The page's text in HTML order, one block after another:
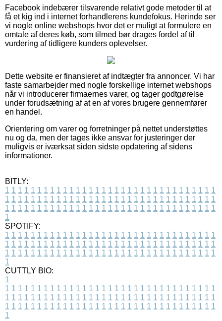
Facebook indebærer tilsvarende relativt gode metoder til at
få et kig ind i internet forhandlerens kundefokus. Herinde ser
vi nogle online webshops hvor det er muligt at formulere en
omtale af deres køb, som tilmed bør drages fordel af til
vurdering af tidligere kunders oplevelser.
Dette website er finansieret af indtægter fra annoncer. Vi har
faste samarbejder med nogle forskellige internet webshops
når vi introducerer firmaernes varer, og tager godtgørelse
under forudsætning af at en af vores brugere gennemfører
en handel.
Orientering om varer og forretninger på nettet understøttes
nu og da, men der tages ikke ansvar for justeringer der
muligvis er iværksat siden sidste opdatering af sidens
informationer.
BITLY:
1 1 1 1 1 1 1 1 1 1 1 1 1 1 1 1 1 1 1 1 1 1 1 1 1 1 1 1 1 1 1 1 1
1 1 1 1 1 1 1 1 1 1 1 1 1 1 1 1 1 1 1 1 1 1 1 1 1 1 1 1 1 1 1 1 1
1 1 1 1 1 1 1 1 1 1 1 1 1 1 1 1 1 1 1 1 1 1 1 1 1 1 1 1 1 1 1 1 1
1
SPOTIFY:
1 1 1 1 1 1 1 1 1 1 1 1 1 1 1 1 1 1 1 1 1 1 1 1 1 1 1 1 1 1 1 1 1
1 1 1 1 1 1 1 1 1 1 1 1 1 1 1 1 1 1 1 1 1 1 1 1 1 1 1 1 1 1 1 1 1
1 1 1 1 1 1 1 1 1 1 1 1 1 1 1 1 1 1 1 1 1 1 1 1 1 1 1 1 1 1 1 1 1
1
CUTTLY BIO:
1
1 1 1 1 1 1 1 1 1 1 1 1 1 1 1 1 1 1 1 1 1 1 1 1 1 1 1 1 1 1 1 1 1
1 1 1 1 1 1 1 1 1 1 1 1 1 1 1 1 1 1 1 1 1 1 1 1 1 1 1 1 1 1 1 1 1
1 1 1 1 1 1 1 1 1 1 1 1 1 1 1 1 1 1 1 1 1 1 1 1 1 1 1 1 1 1 1 1 1
1